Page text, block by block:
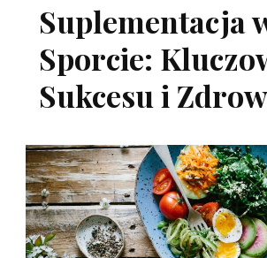
Suplementacja
Sporcie:
Sukcesu i